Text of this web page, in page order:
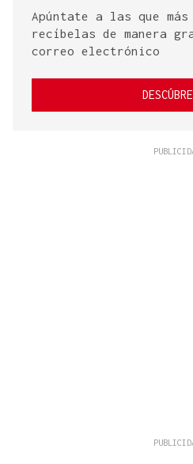
Apúntate a las que
recíbelas de manera
correo electrónico